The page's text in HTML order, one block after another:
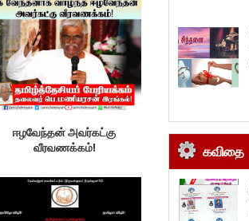
ஈழவேந்தன் அவர்கட்கு
வீரவணக்கம்!
கவிதை